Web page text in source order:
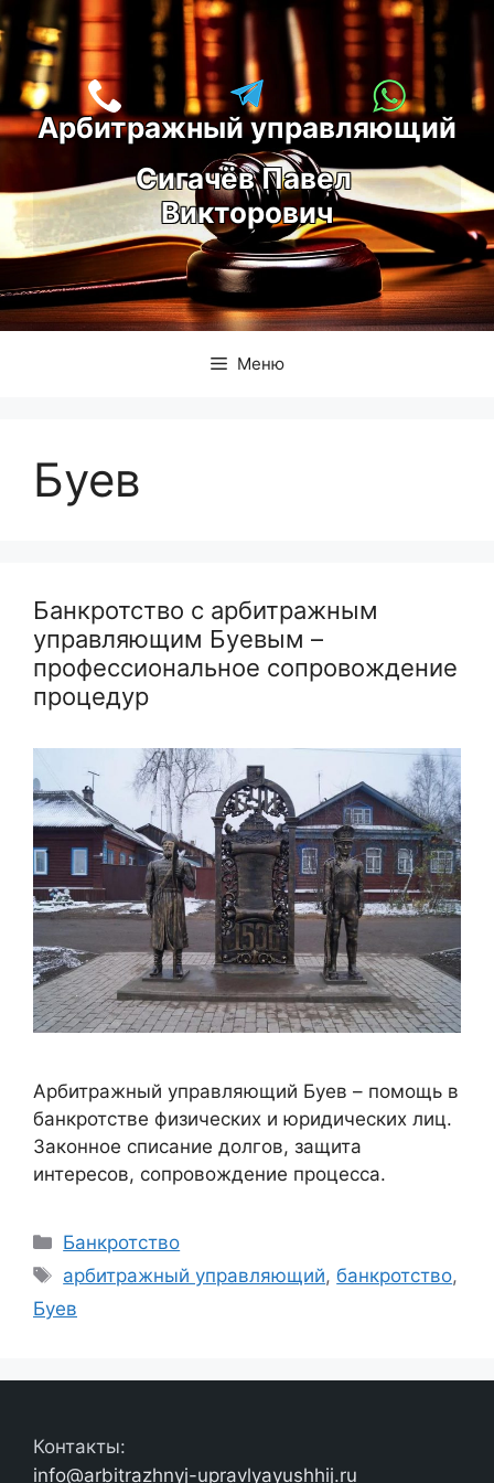
Перейти
к
содержимому
Арбитражный управляющий
Сигачёв Павел
Викторович
Меню
Буев
Банкротство с арбитражным
управляющим Буевым –
профессиональное сопровождение
процедур
Арбитражный управляющий Буев – помощь в
банкротстве физических и юридических лиц.
Законное списание долгов, защита
интересов, сопровождение процесса.
Рубрики
Банкротство
Метки
арбитражный управляющий,банкротство,
Буев
Контакты:
info@arbitrazhnyj-upravlyayushhij.ru